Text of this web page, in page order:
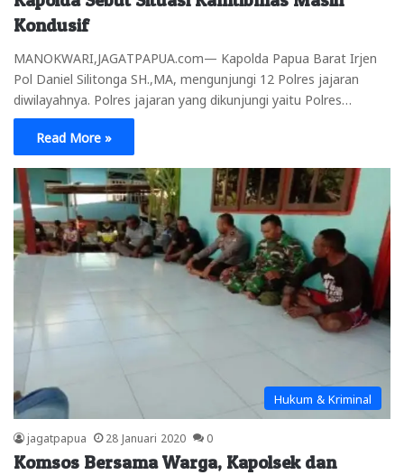
Kondusif
MANOKWARI,JAGATPAPUA.com— Kapolda Papua Barat Irjen
Pol Daniel Silitonga SH.,MA, mengunjungi 12 Polres jajaran
diwilayahnya. Polres jajaran yang dikunjungi yaitu Polres…
Read More »
Hukum & Kriminal
jagatpapua 28 Januari 2020 0
Komsos Bersama Warga, Kapolsek dan